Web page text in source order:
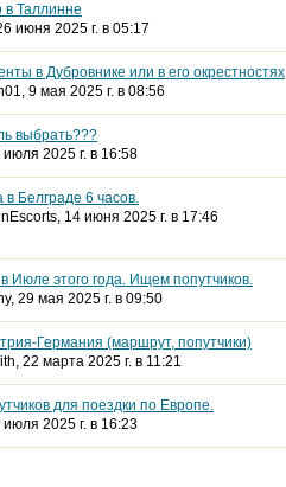
в Таллинне
июня 2025 г. в 05:17
в Дубровнике или в его окрестностях
, 9 мая 2025 г. в 08:56
выбрать???
июля 2025 г. в 16:58
в Белграде 6 часов.
, 14 июня 2025 г. в 17:46
Июле этого года. Ищем попутчиков.
, 29 мая 2025 г. в 09:50
Германия (маршрут, попутчики)
, 22 марта 2025 г. в 11:21
для поездки по Европе.
июля 2025 г. в 16:23